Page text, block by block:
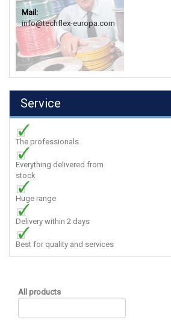
Mail:
info@techflex-europa.com
Service
The professionals
Everything delivered from
stock
Huge range
Delivery within 2 days
Best for quality and services
All products